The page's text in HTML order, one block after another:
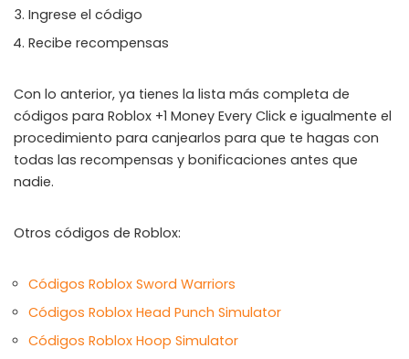
Ingrese el código
Recibe recompensas
Con lo anterior, ya tienes la lista más completa de
códigos para Roblox +1 Money Every Click e igualmente el
procedimiento para canjearlos para que te hagas con
todas las recompensas y bonificaciones antes que
nadie.
Otros códigos de Roblox:
Códigos Roblox Sword Warriors
Códigos Roblox Head Punch Simulator
Códigos Roblox Hoop Simulator